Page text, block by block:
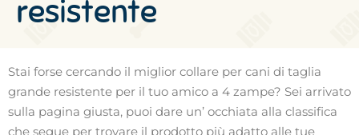
resistente
Stai forse cercando il miglior collare per cani di taglia
grande resistente per il tuo amico a 4 zampe? Sei arrivato
sulla pagina giusta, puoi dare un’ occhiata alla classifica
che segue per trovare il prodotto più adatto alle tue